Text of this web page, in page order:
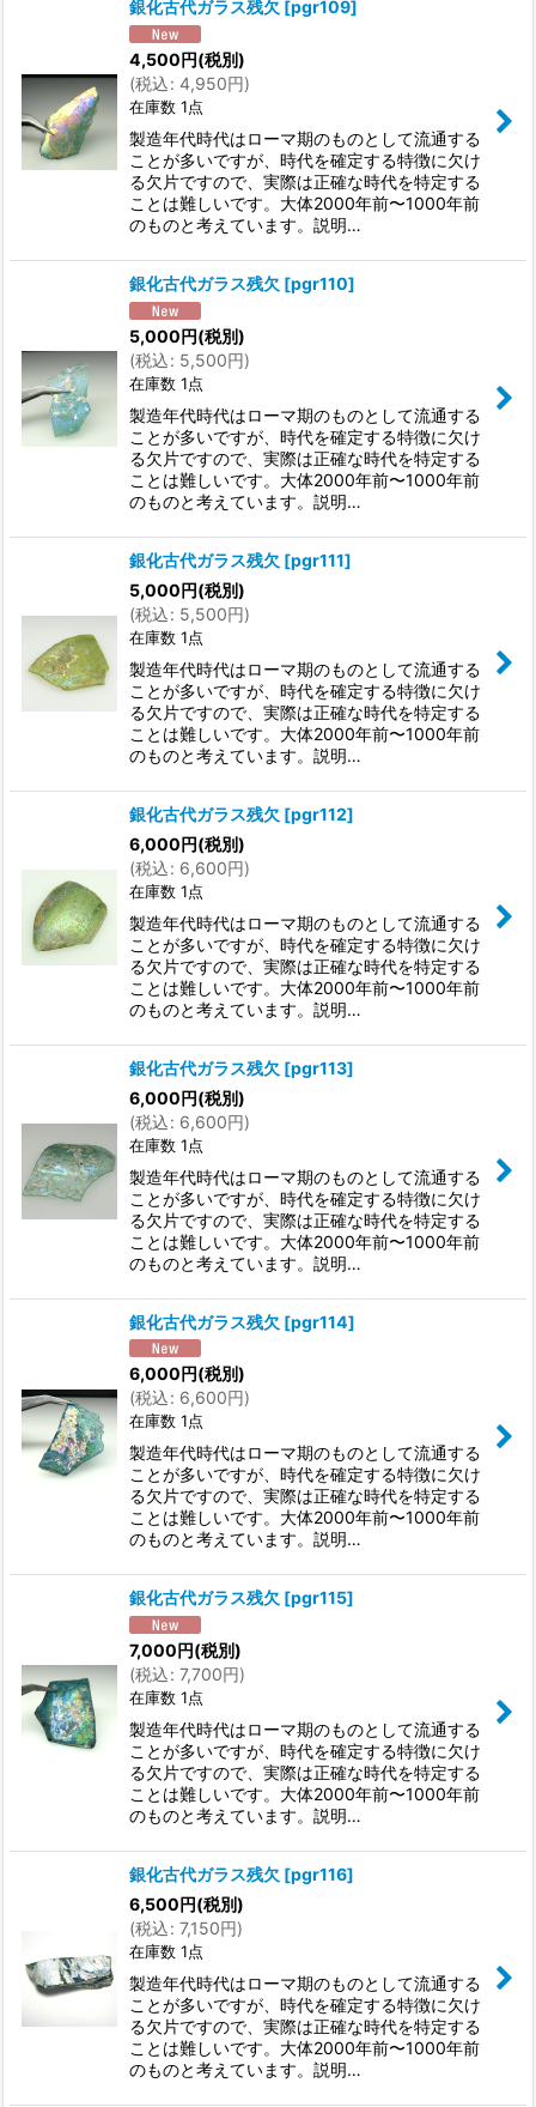
銀化古代ガラス残欠 [pgr109]
4,500円(税別)
(税込: 4,950円)
在庫数 1点
製造年代時代はローマ期のものとして流通する
ことが多いですが、時代を確定する特徴に欠け
る欠片ですので、実際は正確な時代を特定する
ことは難しいです。大体2000年前〜1000年前
のものと考えています。説明…
銀化古代ガラス残欠 [pgr110]
5,000円(税別)
(税込: 5,500円)
在庫数 1点
製造年代時代はローマ期のものとして流通する
ことが多いですが、時代を確定する特徴に欠け
る欠片ですので、実際は正確な時代を特定する
ことは難しいです。大体2000年前〜1000年前
のものと考えています。説明…
銀化古代ガラス残欠 [pgr111]
5,000円(税別)
(税込: 5,500円)
在庫数 1点
製造年代時代はローマ期のものとして流通する
ことが多いですが、時代を確定する特徴に欠け
る欠片ですので、実際は正確な時代を特定する
ことは難しいです。大体2000年前〜1000年前
のものと考えています。説明…
銀化古代ガラス残欠 [pgr112]
6,000円(税別)
(税込: 6,600円)
在庫数 1点
製造年代時代はローマ期のものとして流通する
ことが多いですが、時代を確定する特徴に欠け
る欠片ですので、実際は正確な時代を特定する
ことは難しいです。大体2000年前〜1000年前
のものと考えています。説明…
銀化古代ガラス残欠 [pgr113]
6,000円(税別)
(税込: 6,600円)
在庫数 1点
製造年代時代はローマ期のものとして流通する
ことが多いですが、時代を確定する特徴に欠け
る欠片ですので、実際は正確な時代を特定する
ことは難しいです。大体2000年前〜1000年前
のものと考えています。説明…
銀化古代ガラス残欠 [pgr114]
6,000円(税別)
(税込: 6,600円)
在庫数 1点
製造年代時代はローマ期のものとして流通する
ことが多いですが、時代を確定する特徴に欠け
る欠片ですので、実際は正確な時代を特定する
ことは難しいです。大体2000年前〜1000年前
のものと考えています。説明…
銀化古代ガラス残欠 [pgr115]
7,000円(税別)
(税込: 7,700円)
在庫数 1点
製造年代時代はローマ期のものとして流通する
ことが多いですが、時代を確定する特徴に欠け
る欠片ですので、実際は正確な時代を特定する
ことは難しいです。大体2000年前〜1000年前
のものと考えています。説明…
銀化古代ガラス残欠 [pgr116]
6,500円(税別)
(税込: 7,150円)
在庫数 1点
製造年代時代はローマ期のものとして流通する
ことが多いですが、時代を確定する特徴に欠け
る欠片ですので、実際は正確な時代を特定する
ことは難しいです。大体2000年前〜1000年前
のものと考えています。説明…